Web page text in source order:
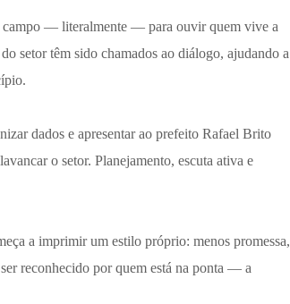
campo — literalmente — para ouvir quem vive a
setor têm sido chamados ao diálogo, ajudando a
dados e apresentar ao prefeito Rafael Brito
o setor. Planejamento, escuta ativa e
a imprimir um estilo próprio: menos promessa,
reconhecido por quem está na ponta — a